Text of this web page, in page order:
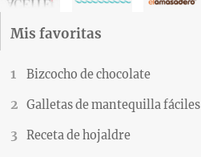
Mis favoritas
Bizcocho de chocolate
Galletas de mantequilla fáciles
Receta de hojaldre